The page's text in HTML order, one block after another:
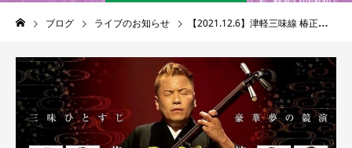
ブログ ライブのお知らせ 【2021.12.6】津軽三味線 椿正範 芸道30周年記念 民謡民舞リサイタル